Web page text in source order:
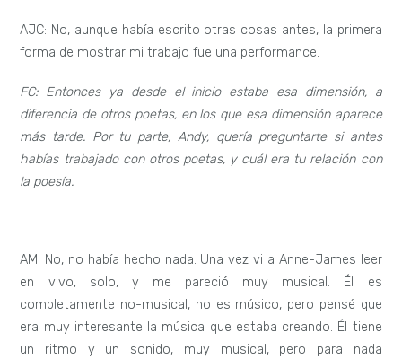
AJC: No, aunque había escrito otras cosas antes, la primera
forma de mostrar mi trabajo fue una performance.
FC: Entonces ya desde el inicio estaba esa dimensión, a
diferencia de otros poetas, en los que esa dimensión aparece
más tarde. Por tu parte, Andy, quería preguntarte si antes
habías trabajado con otros poetas, y cuál era tu relación con
la poesía.
AM: No, no había hecho nada. Una vez vi a Anne-James leer
en vivo, solo, y me pareció muy musical. Él es
completamente no-musical, no es músico, pero pensé que
era muy interesante la música que estaba creando. Él tiene
un ritmo y un sonido, muy musical, pero para nada